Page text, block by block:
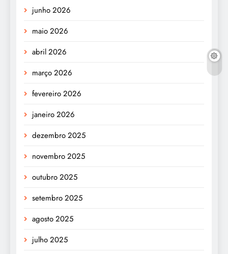
junho 2026
maio 2026
abril 2026
março 2026
fevereiro 2026
janeiro 2026
dezembro 2025
novembro 2025
outubro 2025
setembro 2025
agosto 2025
julho 2025